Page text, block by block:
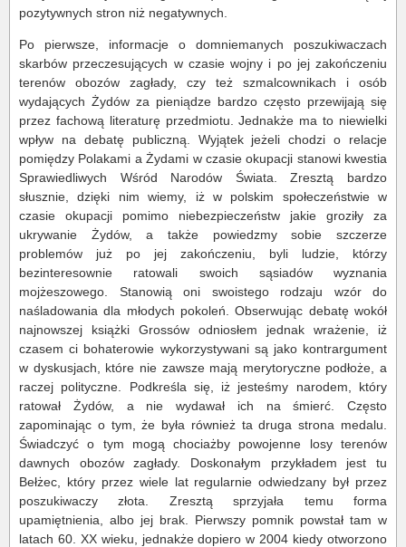
pozytywnych stron niż negatywnych.
Po pierwsze, informacje o domniemanych poszukiwaczach
skarbów przeczesujących w czasie wojny i po jej zakończeniu
terenów obozów zagłady, czy też szmalcownikach i osób
wydających Żydów za pieniądze bardzo często przewijają się
przez fachową literaturę przedmiotu. Jednakże ma to niewielki
wpływ na debatę publiczną. Wyjątek jeżeli chodzi o relacje
pomiędzy Polakami a Żydami w czasie okupacji stanowi kwestia
Sprawiedliwych Wśród Narodów Świata. Zresztą bardzo
słusznie, dzięki nim wiemy, iż w polskim społeczeństwie w
czasie okupacji pomimo niebezpieczeństw jakie groziły za
ukrywanie Żydów, a także powiedzmy sobie szczerze
problemów już po jej zakończeniu, byli ludzie, którzy
bezinteresownie ratowali swoich sąsiadów wyznania
mojżeszowego. Stanowią oni swoistego rodzaju wzór do
naśladowania dla młodych pokoleń. Obserwując debatę wokół
najnowszej książki Grossów odniosłem jednak wrażenie, iż
czasem ci bohaterowie wykorzystywani są jako kontrargument
w dyskusjach, które nie zawsze mają merytoryczne podłoże, a
raczej polityczne. Podkreśla się, iż jesteśmy narodem, który
ratował Żydów, a nie wydawał ich na śmierć. Często
zapominając o tym, że była również ta druga strona medalu.
Świadczyć o tym mogą chociażby powojenne losy terenów
dawnych obozów zagłady. Doskonałym przykładem jest tu
Bełżec, który przez wiele lat regularnie odwiedzany był przez
poszukiwaczy złota. Zresztą sprzyjała temu forma
upamiętnienia, albo jej brak. Pierwszy pomnik powstał tam w
latach 60. XX wieku, jednakże dopiero w 2004 kiedy otworzono